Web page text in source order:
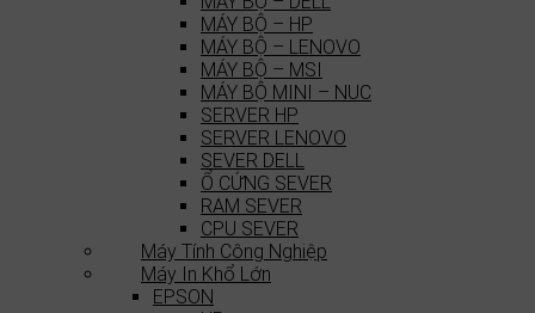
MÁY BỘ – HP
MÁY BỘ – LENOVO
MÁY BỘ – MSI
MÁY BỘ MINI – NUC
SERVER HP
SERVER LENOVO
SEVER DELL
Ổ CỨNG SEVER
RAM SEVER
CPU SEVER
Máy Tính Công Nghiệp
Máy In Khổ Lớn
EPSON